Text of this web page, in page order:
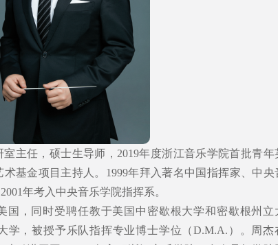
主任，硕士生导师，2019年度浙江音乐学院首批青年
基金项目主持人。1999年拜入著名中国指挥家、中央
年考入中央音乐学院指挥系。
国，同时受聘任教于美国中密歇根大学和密歇根州立
学，被授予乐队指挥专业博士学位（D.M.A.）。周杰